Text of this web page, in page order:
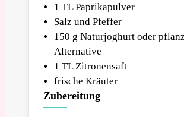
1 TL Paprikapulver
Salz und Pfeffer
150 g Naturjoghurt oder
Alternative
1 TL Zitronensaft
frische Kräuter
Zubereitung